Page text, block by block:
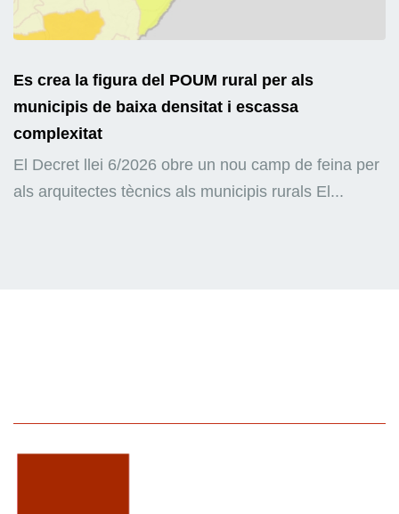
Es crea la figura del POUM rural per als
municipis de baixa densitat i escassa
complexitat
El Decret llei 6/2026 obre un nou camp de feina per
als arquitectes tècnics als municipis rurals El...